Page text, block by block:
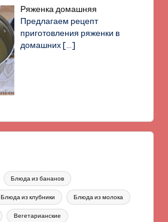
Ряженка домашняя
Предлагаем рецепт
приготовления ряженки в
домашних[…]
Блюда из бананов
Блюда из клубники Блюда из молока
Вегетарианские